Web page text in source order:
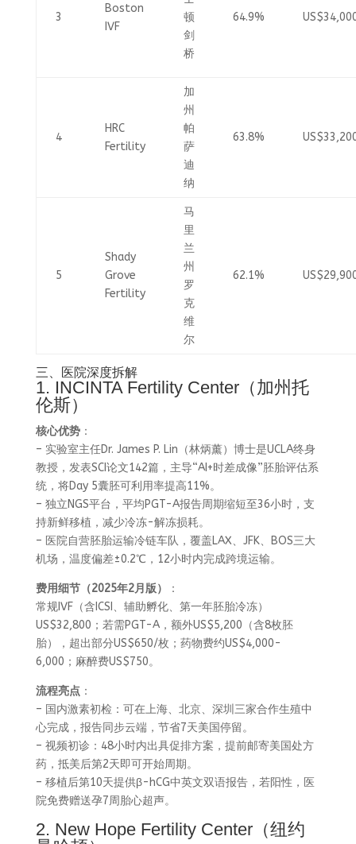
3
Boston
IVF
顿
剑
桥
64.9%
4
HRC
Fertility
加
州
帕
萨
迪
纳
63.8%
5
Shady
Grove
Fertility
马
里
兰
州
罗
克
维
尔
62.1%
三、医院深度拆解
1. INCINTA Fertility Center（加州托
伦斯）
核心优势：
– 实验室主任Dr. James P. Lin（林炳薰）博士是UCLA终身
教授，发表SCI论文142篇，主导“AI+时差成像”胚胎评估系
统，将Day 5囊胚可利用率提高11%。
– 独立NGS平台，平均PGT-A报告周期缩短至36小时，支
持新鲜移植，减少冷冻-解冻损耗。
– 医院自营胚胎运输冷链车队，覆盖LAX、JFK、BOS三大
机场，温度偏差±0.2℃，12小时内完成跨境运输。
费用细节（2025年2月版）
：
常规IVF（含ICSI、辅助孵化、第一年胚胎冷冻）
US$32,800；若需PGT-A，额外US$5,200（含8枚胚
胎），超出部分US$650/枚；药物费约US$4,000-
6,000；麻醉费US$750。
流程亮点：
– 国内激素初检：可在上海、北京、深圳三家合作生殖中
心完成，报告同步云端，节省7天美国停留。
– 视频初诊：48小时内出具促排方案，提前邮寄美国处方
药，抵美后第2天即可开始周期。
– 移植后第10天提供β-hCG中英文双语报告，若阳性，医
院免费赠送孕7周胎心超声。
2. New Hope Fertility Center（纽约